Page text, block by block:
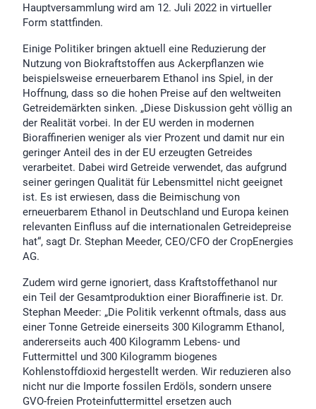
Hauptversammlung wird am 12. Juli 2022 in virtueller
Form stattfinden.
Einige Politiker bringen aktuell eine Reduzierung der
Nutzung von Biokraftstoffen aus Ackerpflanzen wie
beispielsweise erneuerbarem Ethanol ins Spiel, in der
Hoffnung, dass so die hohen Preise auf den weltweiten
Getreidemärkten sinken. „Diese Diskussion geht völlig an
der Realität vorbei. In der EU werden in modernen
Bioraffinerien weniger als vier Prozent und damit nur ein
geringer Anteil des in der EU erzeugten Getreides
verarbeitet. Dabei wird Getreide verwendet, das aufgrund
seiner geringen Qualität für Lebensmittel nicht geeignet
ist. Es ist erwiesen, dass die Beimischung von
erneuerbarem Ethanol in Deutschland und Europa keinen
relevanten Einfluss auf die internationalen Getreidepreise
hat“, sagt Dr. Stephan Meeder, CEO/CFO der CropEnergies
AG.
Zudem wird gerne ignoriert, dass Kraftstoffethanol nur
ein Teil der Gesamtproduktion einer Bioraffinerie ist. Dr.
Stephan Meeder: „Die Politik verkennt oftmals, dass aus
einer Tonne Getreide einerseits 300 Kilogramm Ethanol,
andererseits auch 400 Kilogramm Lebens- und
Futtermittel und 300 Kilogramm biogenes
Kohlenstoffdioxid hergestellt werden. Wir reduzieren also
nicht nur die Importe fossilen Erdöls, sondern unsere
GVO-freien Proteinfuttermittel ersetzen auch